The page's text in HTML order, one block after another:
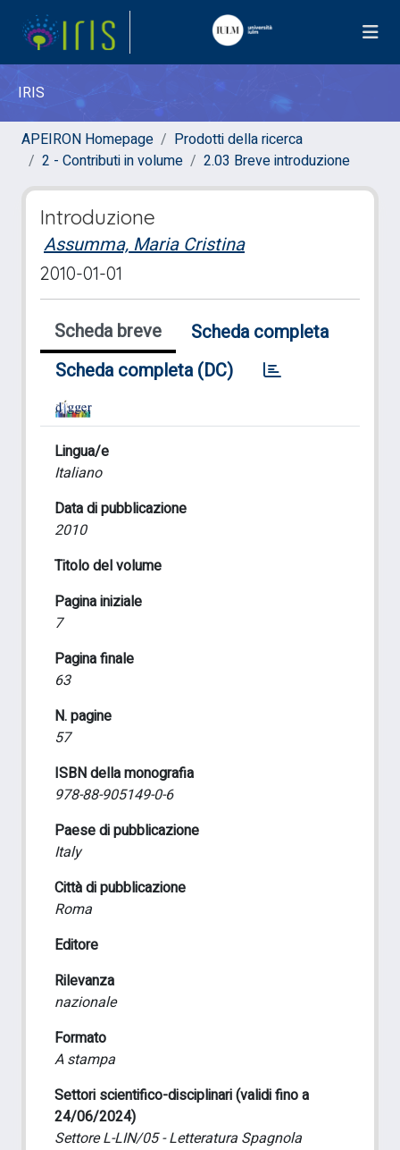
IRIS
APEIRON Homepage
Prodotti della ricerca
2 - Contributi in volume
2.03 Breve introduzione
Introduzione
Assumma, Maria Cristina
2010-01-01
Scheda breve
Scheda completa
Scheda completa (DC)
Lingua/e
Italiano
Data di pubblicazione
2010
Titolo del volume
Pagina iniziale
7
Pagina finale
63
N. pagine
57
ISBN della monografia
978-88-905149-0-6
Paese di pubblicazione
Italy
Città di pubblicazione
Roma
Editore
Rilevanza
nazionale
Formato
A stampa
Settori scientifico-disciplinari (validi fino a
24/06/2024)
Settore L-LIN/05 - Letteratura Spagnola